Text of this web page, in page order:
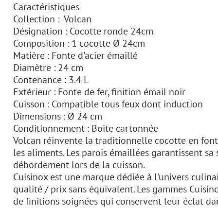
Caractéristiques
Collection : Volcan
Désignation : Cocotte ronde 24cm
Composition : 1 cocotte Ø 24cm
Matière : Fonte d'acier émaillé
Diamètre : 24 cm
Contenance : 3.4 L
Extérieur : Fonte de fer, finition émail noir
Cuisson : Compatible tous feux dont induction
Dimensions : Ø 24 cm
Conditionnement : Boite cartonnée
Volcan réinvente la traditionnelle cocotte en
les aliments. Les parois émaillées garantissent
débordement lors de la cuisson.
Cuisinox est une marque dédiée à l'univers
qualité / prix sans équivalent. Les gammes
de finitions soignées qui conservent leur éclat